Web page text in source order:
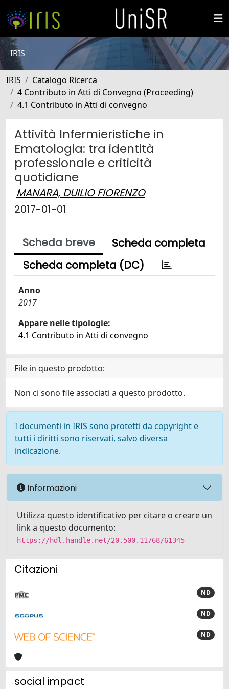
IRIS
IRIS
Catalogo Ricerca
4 Contributo in Atti di Convegno (Proceeding)
4.1 Contributo in Atti di convegno
Attività Infermieristiche in
Ematologia: tra identità
professionale e criticità
quotidiane
MANARA, DUILIO FIORENZO
2017-01-01
Scheda breve
Scheda completa
Scheda completa (DC)
Anno
2017
Appare nelle tipologie:
4.1 Contributo in Atti di convegno
File in questo prodotto:
Non ci sono file associati a questo prodotto.
I documenti in IRIS sono protetti da copyright e
tutti i diritti sono riservati, salvo diversa
indicazione.
Informazioni
Utilizza questo identificativo per citare o creare un
link a questo documento:
https://hdl.handle.net/20.500.11768/61345
Citazioni
ND
ND
ND
social impact